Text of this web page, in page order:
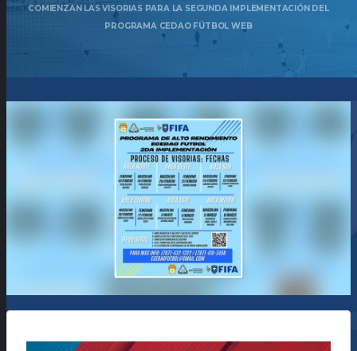
COMIENZAN LAS VISORIAS PARA LA SEGUNDA IMPLEMENTACIÓN DEL
PROGRAMA CEDAO FÚTBOL WEB